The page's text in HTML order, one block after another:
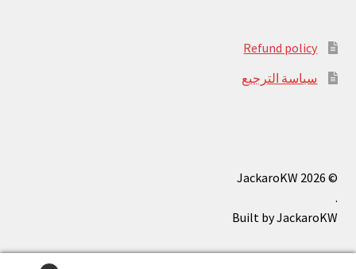
Refund policy
سياسة الترجيع
© JackaroKW 2026
.